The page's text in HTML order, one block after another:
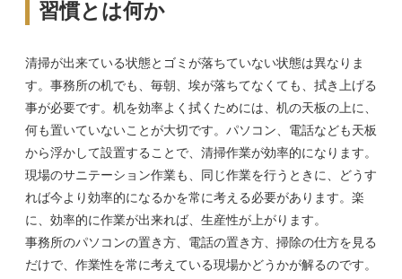
習慣とは何か
清掃が出来ている状態とゴミが落ちていない状態は異なりま
す。事務所の机でも、毎朝、埃が落ちてなくても、拭き上げる
事が必要です。机を効率よく拭くためには、机の天板の上に、
何も置いていないことが大切です。パソコン、電話なども天板
から浮かして設置することで、清掃作業が効率的になります。
現場のサニテーション作業も、同じ作業を行うときに、どうす
れば今より効率的になるかを常に考える必要があります。楽
に、効率的に作業が出来れば、生産性が上がります。
事務所のパソコンの置き方、電話の置き方、掃除の仕方を見る
だけで、作業性を常に考えている現場かどうかが解るのです。